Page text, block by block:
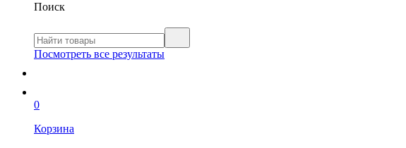
Поиск
Посмотреть все результаты
0
Корзина